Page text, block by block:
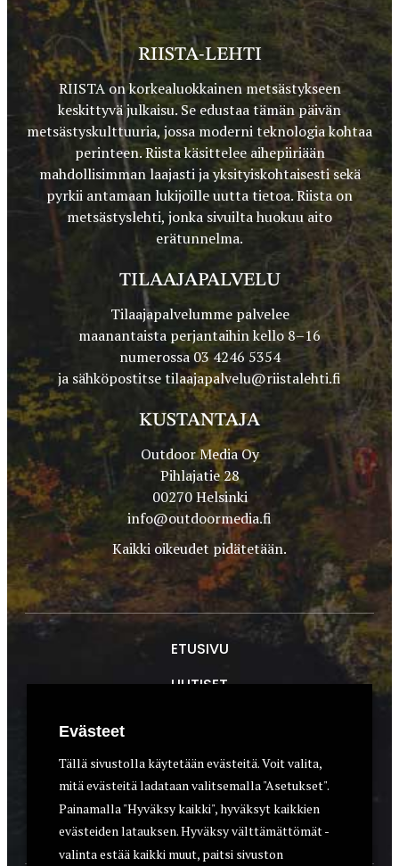
RIISTA-LEHTI
RIISTA on korkealuokkainen metsästykseen
keskittyvä julkaisu. Se edustaa tämän päivän
metsästyskulttuuria, jossa moderni teknologia kohtaa
perinteen. Riista käsittelee aihepiiriään
mahdollisimman laajasti ja yksityiskohtaisesti sekä
pyrkii antamaan lukijoille uutta tietoa. Riista on
metsästyslehti, jonka sivuilta huokuu aito
erätunnelma.
TILAAJAPALVELU
Tilaajapalvelumme palvelee
maanantaista perjantaihin kello 8–16
numerossa 03 4246 5354
ja sähköpostitsetilaajapalvelu@riistalehti.fi
KUSTANTAJA
Outdoor Media Oy
Pihlajatie 28
00270 Helsinki
info@outdoormedia.fi
Kaikki oikeudet pidätetään.
ETUSIVU
UUTISET
ASEET & OPTIIKKA
VARUSTEET
KOIRAT
Evästeet
Tällä sivustolla käytetään evästeitä. Voit valita,
mitä evästeitä ladataan valitsemalla "Asetukset".
Painamalla "Hyväksy kaikki", hyväksyt kaikkien
evästeiden latauksen. Hyväksy välttämättömät -
valinta estää kaikki muut, paitsi sivuston